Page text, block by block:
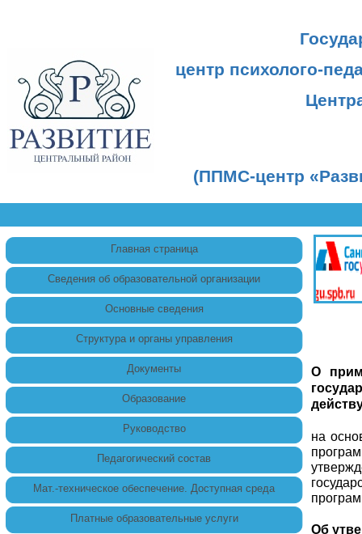
центр психолого-
(ППМС-центр
Главная страница
Сведения об образовательной организации
Основные сведения
Структура и органы управления
Документы
Образование
Руководство
Педагогический состав
Мат.-техническое обеспечение. Доступная среда
Платные образовательные услуги
О
на
Об